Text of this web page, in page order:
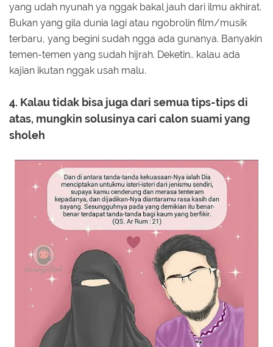
yang udah nyunah ya nggak bakal jauh dari ilmu akhirat.
Bukan yang gila dunia lagi atau ngobrolin film/musik
terbaru, yang begini sudah ngga ada gunanya. Banyakin
temen-temen yang sudah hijrah. Deketin.. kalau ada
kajian ikutan nggak usah malu.
4. Kalau tidak bisa juga dari semua tips-tips di
atas, mungkin solusinya cari calon suami yang
sholeh